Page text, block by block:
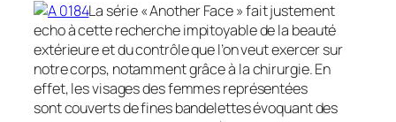
La série « Another Face » fait justement
echo à cetterecherche impitoyable de la beauté
extérieure et du contrôle que l’on veut exercer sur
notre corps, notamment grâce à la chirurgie. En
effet, lesvisages des femmes représentées
sont couverts de fines bandelettes évoquant des